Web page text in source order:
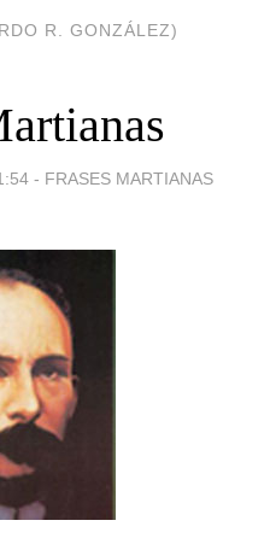
R. GONZÁLEZ)
- FRASES MARTIANAS